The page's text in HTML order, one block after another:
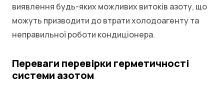
виявлення будь-яких можливих витоків азоту, що
можуть призводити до втрати холодоагенту та
неправильної роботи кондиціонера.
Переваги перевірки герметичності
системи азотом